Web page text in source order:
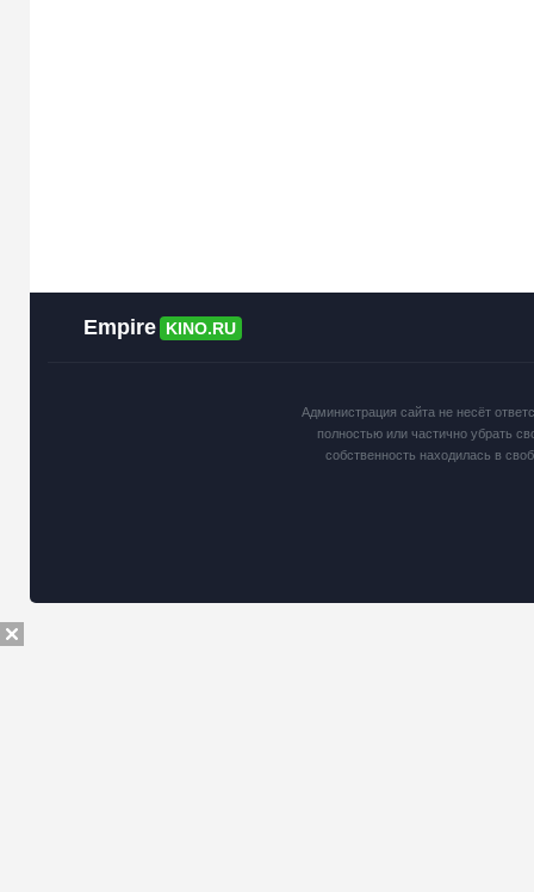
Empire KINO.RU
Администрация сайта не несёт
полностью или частично убрать
собственность находилась в